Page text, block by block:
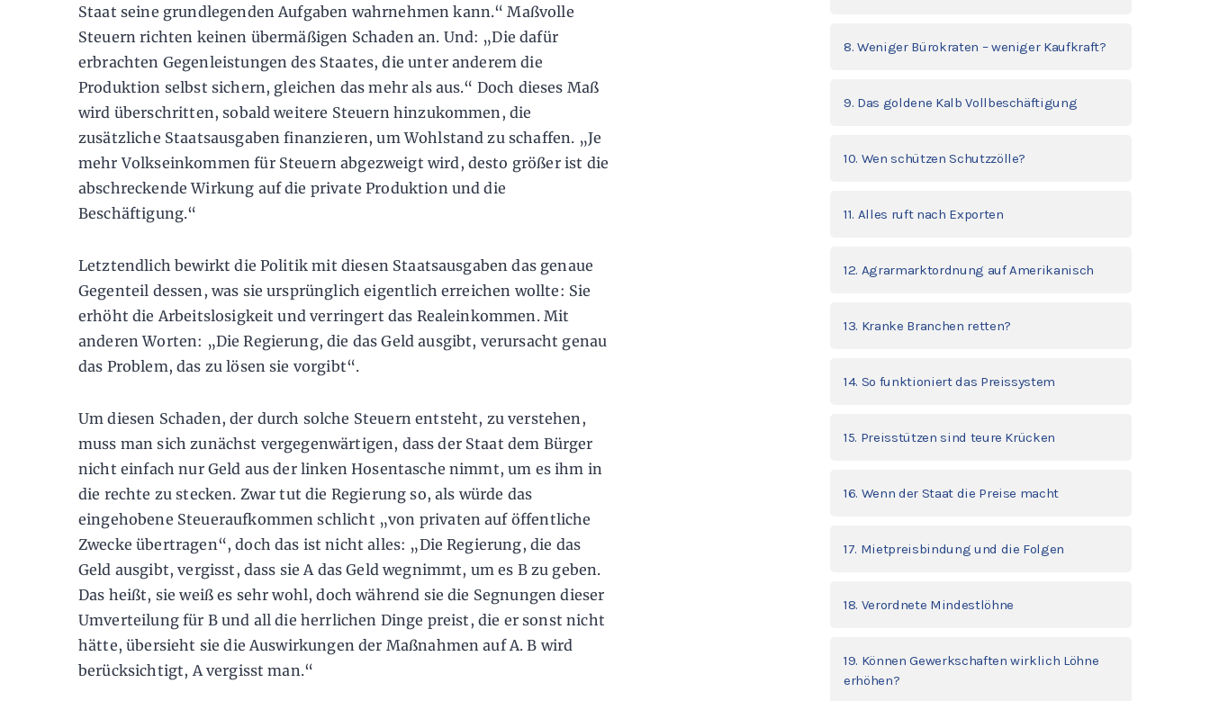
Staat seine grundlegenden Aufgaben wahrnehmen kann.“ Maßvolle
Steuern richten keinen übermäßigen Schaden an. Und: „Die dafür
erbrachten Gegenleistungen des Staates, die unter anderem die
Produktion selbst sichern, gleichen das mehr als aus.“ Doch dieses Maß
wird überschritten, sobald weitere Steuern hinzukommen, die
zusätzliche Staatsausgaben finanzieren, um Wohlstand zu schaffen. „Je
mehr Volkseinkommen für Steuern abgezweigt wird, desto größer ist die
abschreckende Wirkung auf die private Produktion und die
Beschäftigung.“
Letztendlich bewirkt die Politik mit diesen Staatsausgaben das genaue
Gegenteil dessen, was sie ursprünglich eigentlich erreichen wollte: Sie
erhöht die Arbeitslosigkeit und verringert das Realeinkommen. Mit
anderen Worten: „Die Regierung, die das Geld ausgibt, verursacht genau
das Problem, das zu lösen sie vorgibt“.
Um diesen Schaden, der durch solche Steuern entsteht, zu verstehen,
muss man sich zunächst vergegenwärtigen, dass der Staat dem Bürger
nicht einfach nur Geld aus der linken Hosentasche nimmt, um es ihm in
die rechte zu stecken. Zwar tut die Regierung so, als würde das
eingehobene Steueraufkommen schlicht „von privaten auf öffentliche
Zwecke übertragen“, doch das ist nicht alles: „Die Regierung, die das
Geld ausgibt, vergisst, dass sie A das Geld wegnimmt, um es B zu geben.
Das heißt, sie weiß es sehr wohl, doch während sie die Segnungen dieser
Umverteilung für B und all die herrlichen Dinge preist, die er sonst nicht
hätte, übersieht sie die Auswirkungen der Maßnahmen auf A. B wird
berücksichtigt, A vergisst man.“
8. Weniger Bürokraten – weniger Kaufkraft?
9. Das goldene Kalb Vollbeschäftigung
10. Wen schützen Schutzzölle?
11. Alles ruft nach Exporten
12. Agrarmarktordnung auf Amerikanisch
13. Kranke Branchen retten?
14. So funktioniert das Preissystem
15. Preisstützen sind teure Krücken
16. Wenn der Staat die Preise macht
17. Mietpreisbindung und die Folgen
18. Verordnete Mindestlöhne
19. Können Gewerkschaften wirklich Löhne
erhöhen?